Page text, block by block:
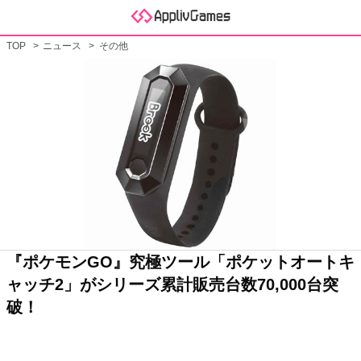
TOP ニュース その他
『ポケモンGO』究極ツール「ポケットオートキ
ャッチ2」がシリーズ累計販売台数70,000台突
破！